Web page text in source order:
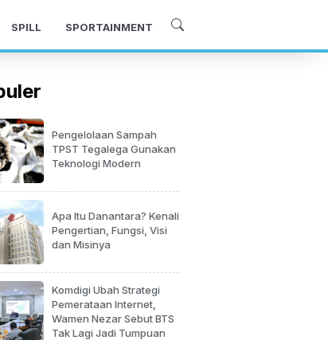
SPILL SPORTAINMENT
Pengelolaan Sampah
TPST Tegalega Gunakan
Teknologi Modern
Apa Itu Danantara? Kenali
Pengertian, Fungsi, Visi
dan Misinya
Komdigi Ubah Strategi
Pemerataan Internet,
Wamen Nezar Sebut BTS
Tak Lagi Jadi Tumpuan